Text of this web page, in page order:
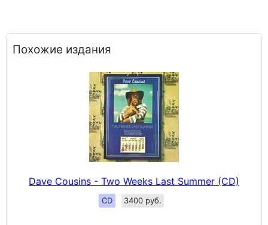
Похожие издания
Dave Cousins - Two Weeks Last Summer (CD)
CD 3400 руб.